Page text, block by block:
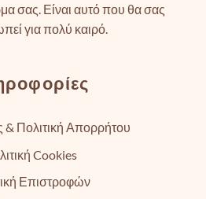
σας. Είναι αυτό που θα σας
για πολύ καιρό.
Πολιτική Απορρήτου
Cookies
Επιστροφών